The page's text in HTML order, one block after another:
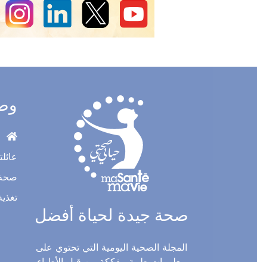
صحة جيدة لحياة أفضل
المجلة الصحية اليومية التي تحتوي على
صحة